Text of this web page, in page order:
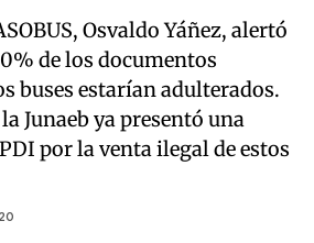
Osvaldo Yáñez, alertó
de los documentos
buses estarían adulterados.
Junaeb ya presentó una
por la venta ilegal de estos